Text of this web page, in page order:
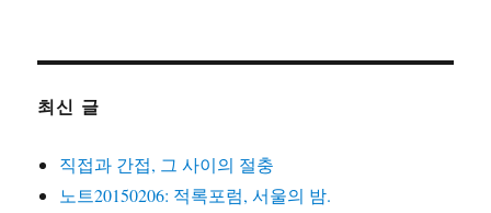
최신 글
직접과 간접, 그 사이의 절충
노트20150206: 적록포럼, 서울의 밤.